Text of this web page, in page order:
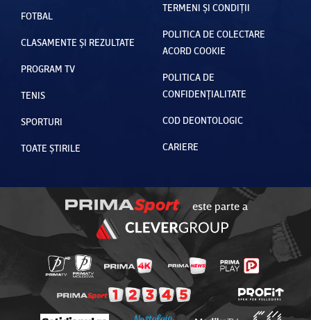
FOTBAL
CLASAMENTE ȘI REZULTATE
PROGRAM TV
TENIS
SPORTURI
TOATE ȘTIRILE
TERMENI ȘI CONDIȚII
POLITICA DE COLECTARE
ACORD COOKIE
POLITICA DE
CONFIDENȚIALITATE
COD DEONTOLOGIC
CARIERE
este parte a